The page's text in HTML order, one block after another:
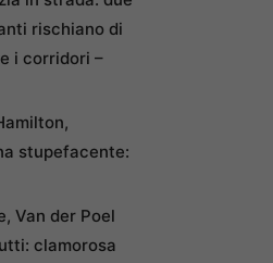
rischiano di
i corridori –
stupefacente:
Van der Poel
clamorosa